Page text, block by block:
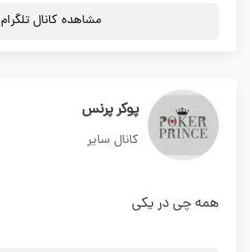
مشاهده کانال تلگرام
پوکر پرنس
کانال سایر
همه چی در یکی